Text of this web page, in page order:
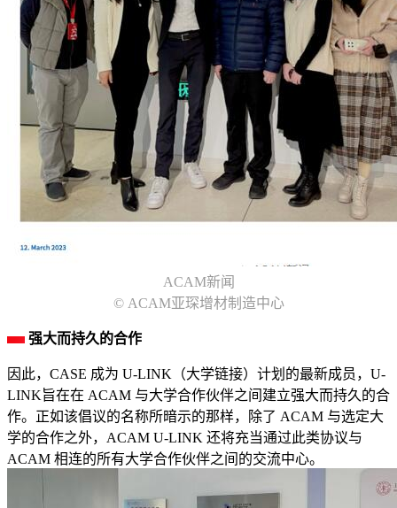
ACAM新闻
© ACAM亚琛增材制造中心
强大而持久的合作
因此，CASE 成为 U-LINK（大学链接）计划的最新成员，U-
LINK旨在在 ACAM 与大学合作伙伴之间建立强大而持久的合
作。正如该倡议的名称所暗示的那样，除了 ACAM 与选定大
学的合作之外，ACAM U-LINK 还将充当通过此类协议与
ACAM 相连的所有大学合作伙伴之间的交流中心。